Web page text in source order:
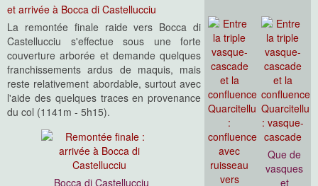
Que de
vasques
et
La remontée finale raide vers Bocca di
Castellucciu s'effectue sous une forte
couverture arborée et demande quelques
franchissements ardus de maquis, mais
reste relativement abordable, surtout avec
l'aide des quelques traces en provenance
du col (1141m - 5h15).
Bocca di Castellucciu